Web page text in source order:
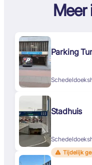
Meer
Parking
Stadhuis
Tijdelijk